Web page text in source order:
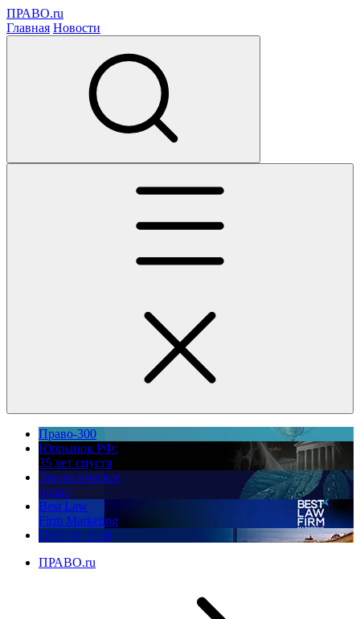
ПРАВО.ru
Главная Новости
Право-300
Юррынок РФ:
35 лет спустя
Экологическое
право
Best Law
Firm Marketing
ПМЮФ 2026
ПРАВО.ru